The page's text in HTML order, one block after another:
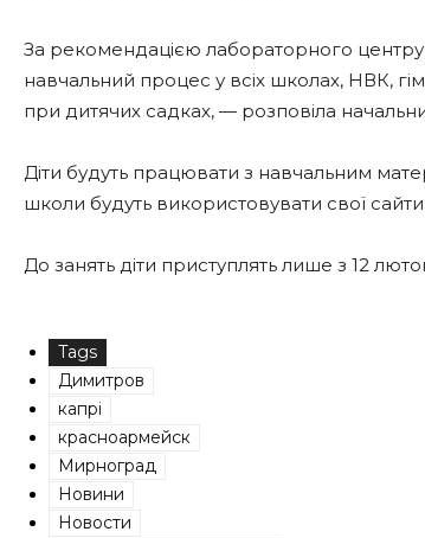
За рекомендацією лабораторного
навчальний процес у всіх школах, НВК,
при дитячих садках, — розповіла
Діти будуть працювати з навчальним
школи будуть використовувати свої
До занять діти приступлять лише з 12
Tags
Димитров
капрі
красноармейск
Мирноград
Новини
Новости